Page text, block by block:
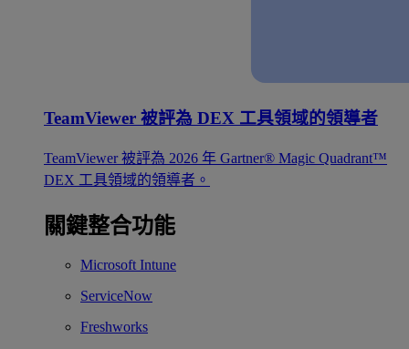
TeamViewer 被評為 DEX 工具領域的領導者
TeamViewer 被評為 2026 年 Gartner® Magic Quadrant™
DEX 工具領域的領導者。
關鍵整合功能
Microsoft Intune
ServiceNow
Freshworks